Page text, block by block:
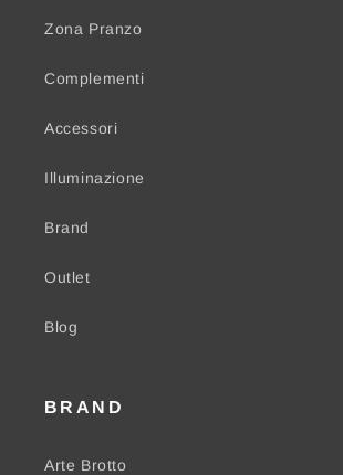
Zona Pranzo
Complementi
Accessori
Illuminazione
Brand
Outlet
Blog
BRAND
Arte Brotto